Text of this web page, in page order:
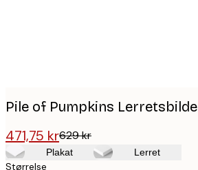
Pile of Pumpkins Lerretsbilde
471,75 kr629 kr
Plakat Lerret
Størrelse